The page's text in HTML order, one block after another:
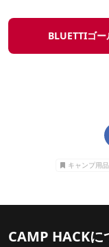
BLUETTIゴ
キャンプ用品
CAMP HACKに